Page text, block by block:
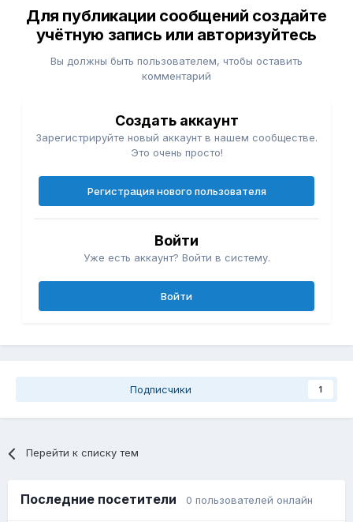
Для публикации сообщений создайте
учётную запись или авторизуйтесь
Вы должны быть пользователем, чтобы оставить
комментарий
Создать аккаунт
Зарегистрируйте новый аккаунт в нашем сообществе.
Это очень просто!
Регистрация нового пользователя
Войти
Уже есть аккаунт? Войти в систему.
Войти
Подписчики 1
Перейти к списку тем
Последние посетители 0 пользователей онлайн